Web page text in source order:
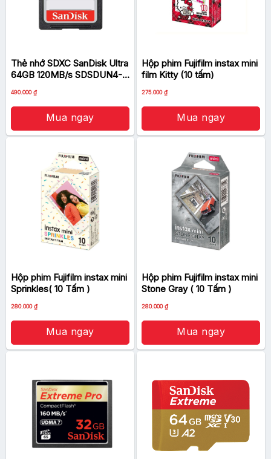
Thẻ nhớ SDXC SanDisk Ultra
64GB 120MB/s SDSDUN4-
Giá
là:
590.000 ₫.
490.000₫Giá
hiện
tại
490.000 ₫.
Mua ngay
Hộp phim Fujifilm instax mini
film Kitty (10 tấm)
275.000₫
Mua ngay
Hộp phim Fujifilm instax mini
Sprinkles( 10 Tấm )
280.000₫
Mua ngay
Hộp phim Fujifilm instax mini
Stone Gray ( 10 Tấm )
280.000₫
Mua ngay